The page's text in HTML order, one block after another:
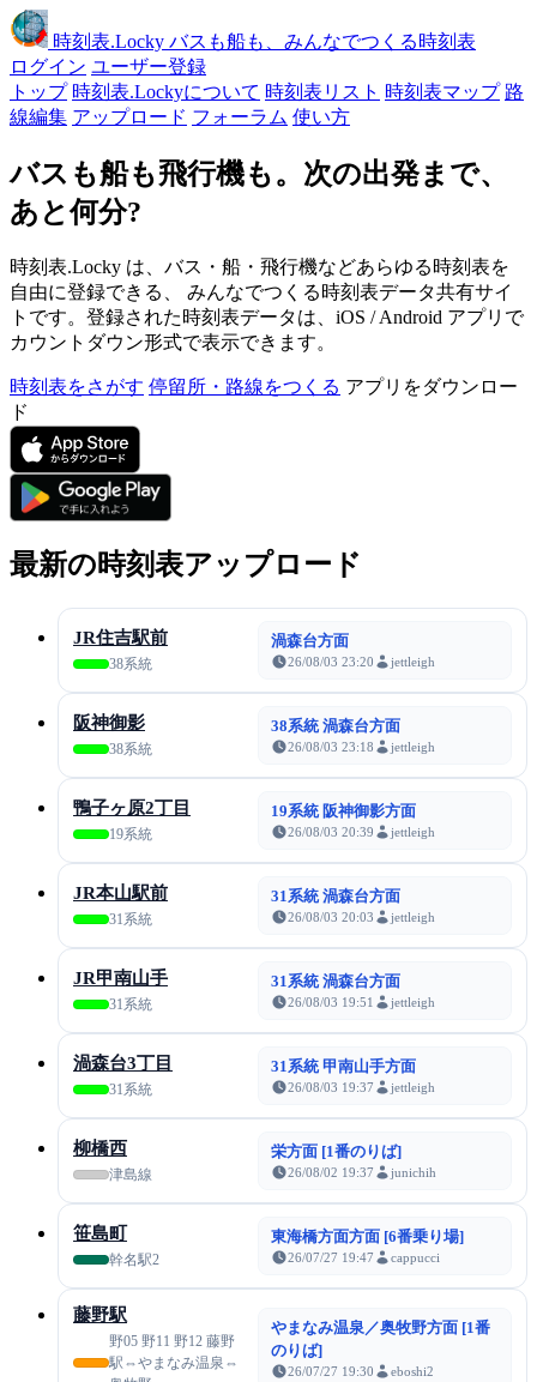
時刻表.Locky バスも船も、みんなでつくる時刻表
ログイン ユーザー登録
トップ 時刻表.Lockyについて 時刻表リスト 時刻表マップ 路
線編集 アップロード フォーラム 使い方
バスも船も飛行機も。次の出発まで、
あと何分?
時刻表.Locky は、バス・船・飛行機などあらゆる時刻表を
自由に登録できる、 みんなでつくる時刻表データ共有サイ
トです。登録された時刻表データは、iOS / Android アプリで
カウントダウン形式で表示できます。
時刻表をさがす 停留所・路線をつくる アプリをダウンロー
ド
最新の時刻表アップロード
JR住吉駅前
38系統
渦森台方面
26/08/03 23:20 jettleigh
阪神御影
38系統
38系統 渦森台方面
26/08/03 23:18 jettleigh
鴨子ヶ原2丁目
19系統
19系統 阪神御影方面
26/08/03 20:39 jettleigh
JR本山駅前
31系統
31系統 渦森台方面
26/08/03 20:03 jettleigh
JR甲南山手
31系統
31系統 渦森台方面
26/08/03 19:51 jettleigh
渦森台3丁目
31系統
31系統 甲南山手方面
26/08/03 19:37 jettleigh
柳橋西
津島線
栄方面 [1番のりば]
26/08/02 19:37 junichih
笹島町
幹名駅2
東海橋方面方面 [6番乗り場]
26/07/27 19:47 cappucci
藤野駅
野05 野11 野12 藤野
駅⇔やまなみ温泉⇔
やまなみ温泉／奥牧野方面 [1番
のりば]
26/07/27 19:30 eboshi2